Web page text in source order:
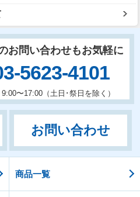
お問い合わせもお気軽に
5623-4101
〜17:00（土日･祭日を除く）
お問い合わせ
商品一覧